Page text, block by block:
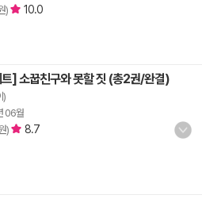
) 10.0
] 소꿉친구와 못할 짓 (총2권/완결)
)
06월
) 8.7